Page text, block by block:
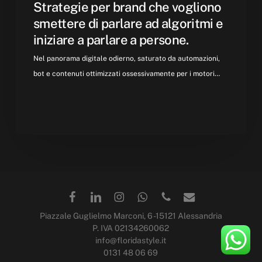
iniziare
parlare
Strategie per brand che vogliono
smettere di parlare ad algoritmi e
iniziare a parlare a persone.
Nel panorama digitale odierno, saturato da automazioni,
bot e contenuti ottimizzati ossessivamente per i motori…
Piazzale Guglielmo Marconi, 6 -15121 Alessandria
P. IVA 02134260062
info@floridastyle.it
0131 48 06 69